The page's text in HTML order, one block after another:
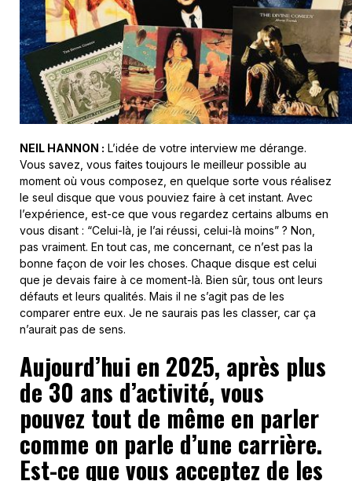
NEIL HANNON : L’idée de votre interview me dérange.
Vous savez, vous faites toujours le meilleur possible au
moment où vous composez, en quelque sorte vous réalisez
le seul disque que vous pouviez faire à cet instant. Avec
l’expérience, est-ce que vous regardez certains albums en
vous disant : “Celui-là, je l’ai réussi, celui-là moins” ? Non,
pas vraiment. En tout cas, me concernant, ce n’est pas la
bonne façon de voir les choses. Chaque disque est celui
que je devais faire à ce moment-là. Bien sûr, tous ont leurs
défauts et leurs qualités. Mais il ne s’agit pas de les
comparer entre eux. Je ne saurais pas les classer, car ça
n’aurait pas de sens.
Aujourd’hui en 2025, après plus
de 30 ans d’activité, vous
pouvez tout de même en parler
comme on parle d’une carrière.
Est-ce que vous acceptez de les